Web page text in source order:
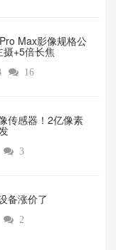
Max影像规格公
+5倍长焦
 16
传感器！2亿像素
 3
备涨价了‌
 2